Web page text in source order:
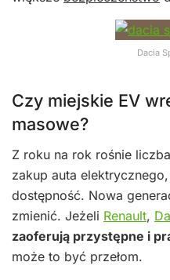
Dacia
Czy miejskie EV
masowe?
Z roku na rok rośnie
zakup auta
dostępność. Nowa
zmienić. Jeżeli Renault,
zaoferują przystępne i
może to być przełom.